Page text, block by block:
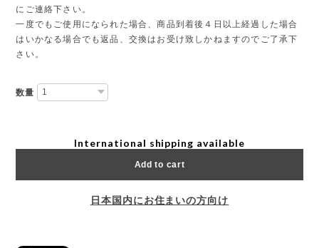
にご連絡下さい。
一度でもご使用になられた場合、商品到着後４日以上経過した場合
はいかなる場合でも返品、交換はお受け致しかねますのでご了承下
さい。
数量
International shipping available
Add to cart
日本国内にお住まいの方向け